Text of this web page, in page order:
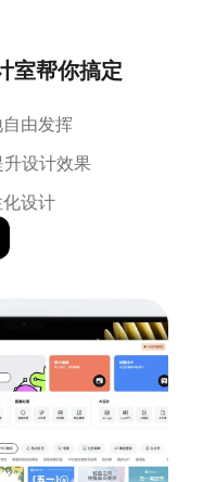
室帮你搞定
由发挥
设计效果
设计